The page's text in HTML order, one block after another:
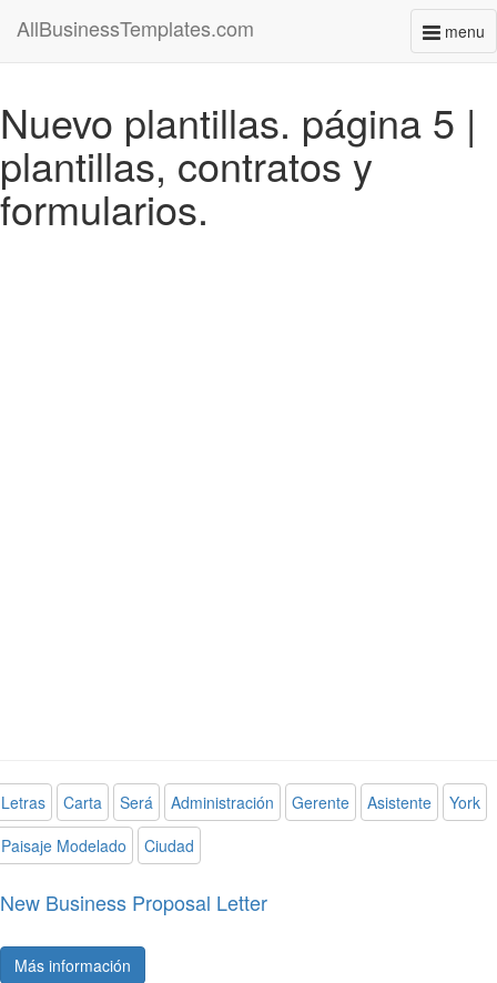
menu
AllBusinessTemplates.com
Nuevo plantillas. página 5 |
plantillas, contratos y
formularios.
Letras Carta Será Administración Gerente Asistente
York
Paisaje Modelado
Ciudad
New Business Proposal Letter
Más información